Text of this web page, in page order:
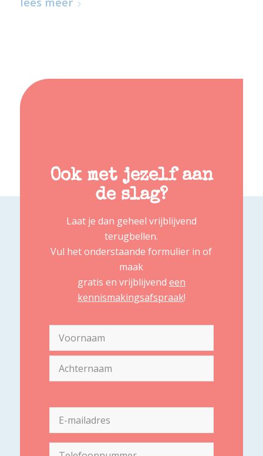
Ook met jezelf aan
de slag?
Laat je dan geheel vrijblijvend
terugbellen.
Vul het onderstaande formulier in of
maak
gratis en vrijblijvend een
kennismakingsafspraak!
Naam
(Vereist)
(Vereist)
Telefoon